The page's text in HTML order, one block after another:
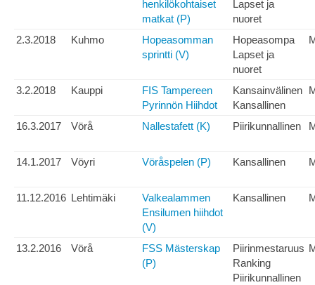
henkilökohtaiset
matkat (P)
Lapset ja
nuoret
2.3.2018
Kuhmo
Hopeasomman
sprintti (V)
Hopeasompa
Lapset ja
nuoret
3.2.2018 Kauppi
FIS Tampereen
Pyrinnön Hiihdot
Kansainvälinen
Kansallinen
16.3.2017 Vörå Nallestafett (K) Piirikunnallinen
14.1.2017 Vöyri Vöråspelen (P) Kansallinen
11.12.2016 Lehtimäki
Valkealammen
Ensilumen hiihdot
(V)
Kansallinen
13.2.2016 Vörå
FSS Mästerskap
(P)
Piirinmestaruus
Ranking
Piirikunnallinen